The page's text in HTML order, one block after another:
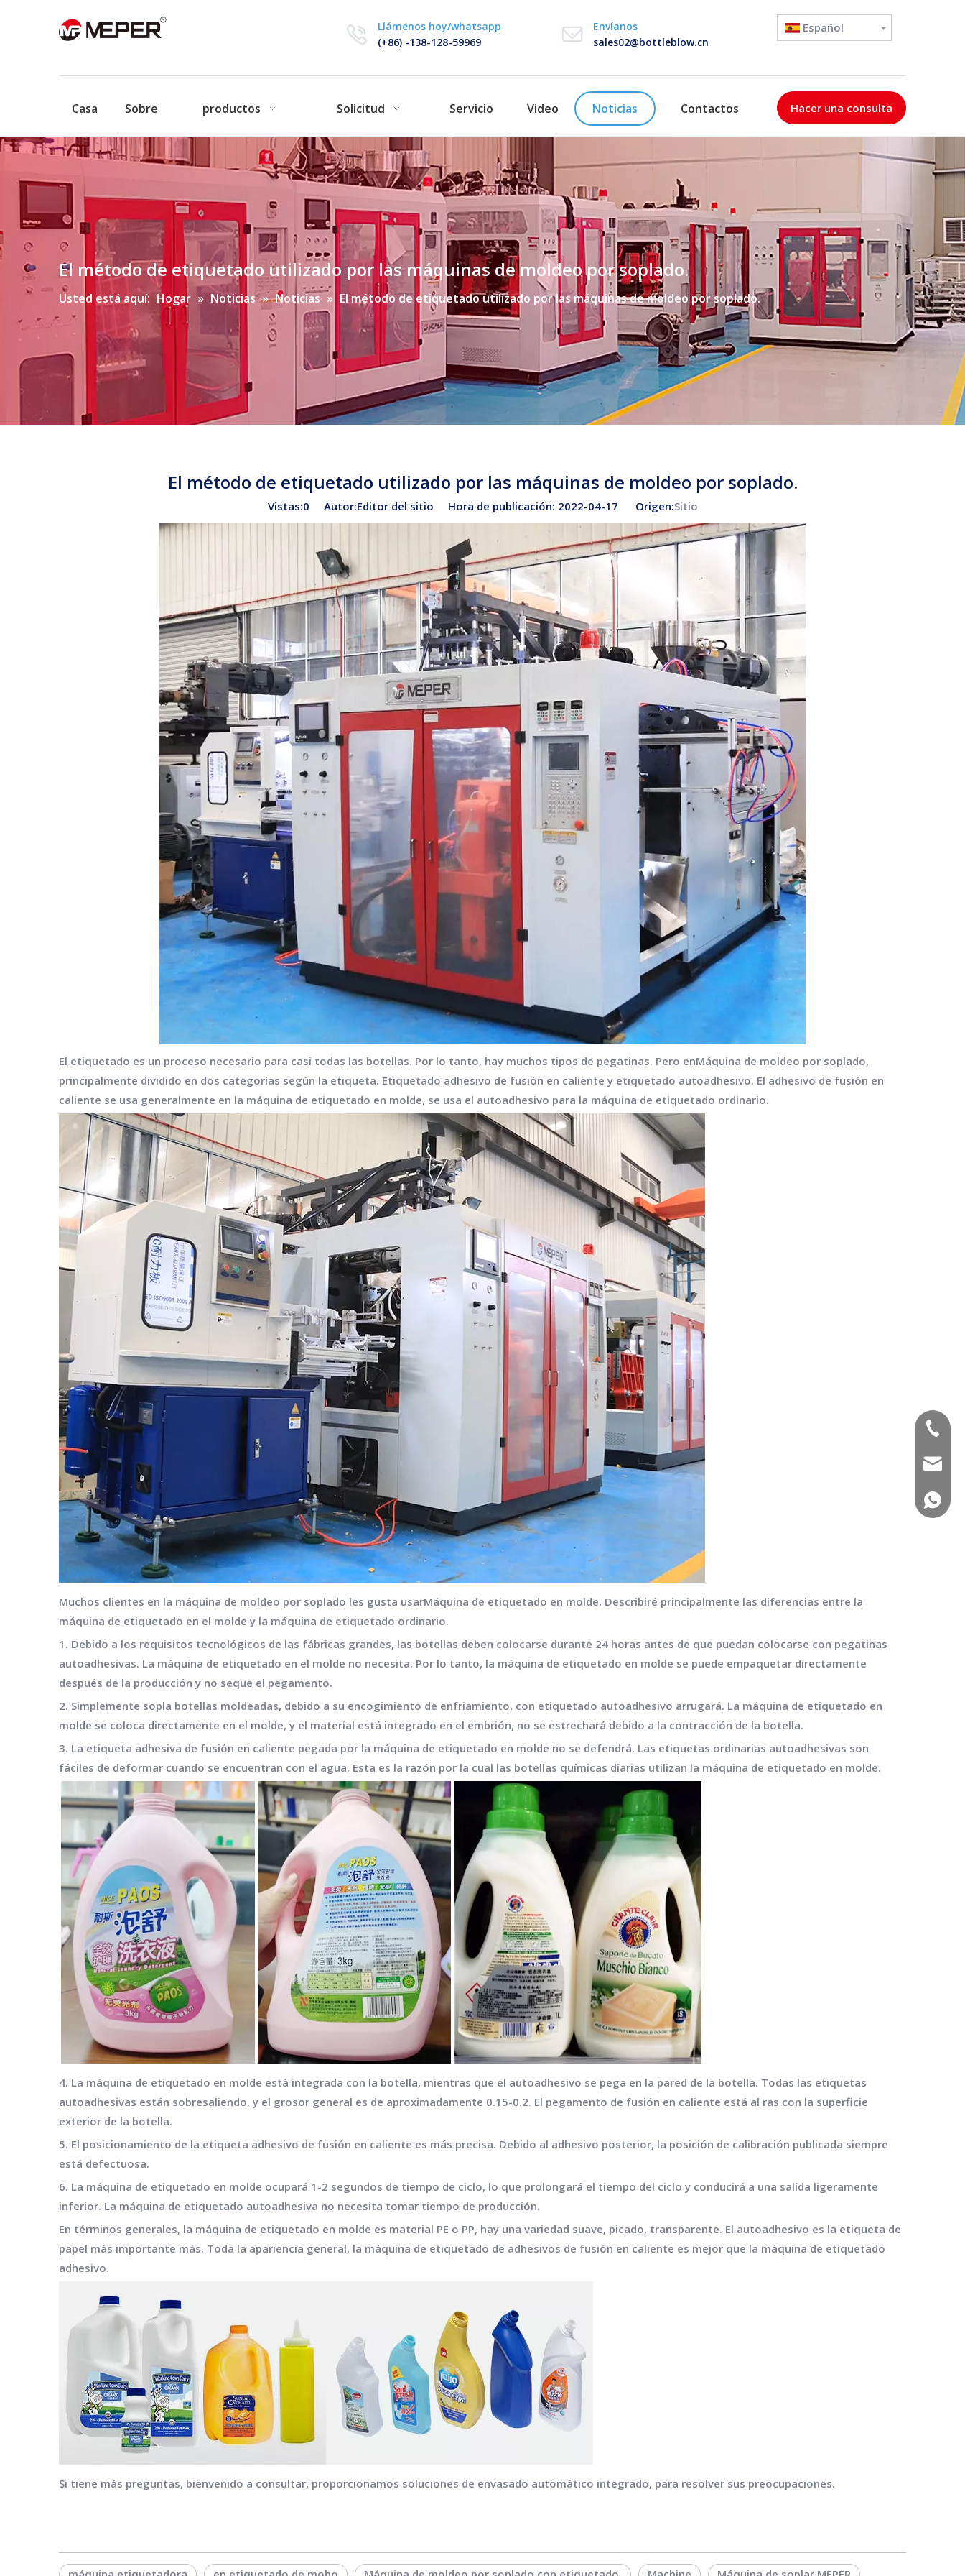
Llámenos hoy/whatsapp
(+86) -138-128-59969
Envíanos
sales02@bottleblow.cn
Español
Casa Sobre productos Solicitud Servicio Video Noticias Contactos Hacer una consulta
El método de etiquetado utilizado por las máquinas de moldeo por soplado.
Usted está aquí: Hogar » Noticias » Noticias » El método de etiquetado utilizado por las máquinas de moldeo por soplado.
El método de etiquetado utilizado por las máquinas de moldeo por soplado.
Vistas:0 Autor:Editor del sitio Hora de publicación: 2022-04-17 Origen:Sitio
El etiquetado es un proceso necesario para casi todas las botellas. Por lo tanto, hay muchos tipos de pegatinas. Pero enMáquina de moldeo por soplado,
principalmente dividido en dos categorías según la etiqueta. Etiquetado adhesivo de fusión en caliente y etiquetado autoadhesivo. El adhesivo de fusión en
caliente se usa generalmente en la máquina de etiquetado en molde, se usa el autoadhesivo para la máquina de etiquetado ordinario.
Muchos clientes en la máquina de moldeo por soplado les gusta usarMáquina de etiquetado en molde, Describiré principalmente las diferencias entre la
máquina de etiquetado en el molde y la máquina de etiquetado ordinario.
1. Debido a los requisitos tecnológicos de las fábricas grandes, las botellas deben colocarse durante 24 horas antes de que puedan colocarse con pegatinas
autoadhesivas. La máquina de etiquetado en el molde no necesita. Por lo tanto, la máquina de etiquetado en molde se puede empaquetar directamente
después de la producción y no seque el pegamento.
2. Simplemente sopla botellas moldeadas, debido a su encogimiento de enfriamiento, con etiquetado autoadhesivo arrugará. La máquina de etiquetado en
molde se coloca directamente en el molde, y el material está integrado en el embrión, no se estrechará debido a la contracción de la botella.
3. La etiqueta adhesiva de fusión en caliente pegada por la máquina de etiquetado en molde no se defendrá. Las etiquetas ordinarias autoadhesivas son
fáciles de deformar cuando se encuentran con el agua. Esta es la razón por la cual las botellas químicas diarias utilizan la máquina de etiquetado en molde.
4. La máquina de etiquetado en molde está integrada con la botella, mientras que el autoadhesivo se pega en la pared de la botella. Todas las etiquetas
autoadhesivas están sobresaliendo, y el grosor general es de aproximadamente 0.15-0.2. El pegamento de fusión en caliente está al ras con la superficie
exterior de la botella.
5. El posicionamiento de la etiqueta adhesivo de fusión en caliente es más precisa. Debido al adhesivo posterior, la posición de calibración publicada siempre
está defectuosa.
6. La máquina de etiquetado en molde ocupará 1-2 segundos de tiempo de ciclo, lo que prolongará el tiempo del ciclo y conducirá a una salida ligeramente
inferior. La máquina de etiquetado autoadhesiva no necesita tomar tiempo de producción.
En términos generales, la máquina de etiquetado en molde es material PE o PP, hay una variedad suave, picado, transparente. El autoadhesivo es la etiqueta de
papel más importante más. Toda la apariencia general, la máquina de etiquetado de adhesivos de fusión en caliente es mejor que la máquina de etiquetado
adhesivo.
Si tiene más preguntas, bienvenido a consultar, proporcionamos soluciones de envasado automático integrado, para resolver sus preocupaciones.
(+86) -
(+86) -